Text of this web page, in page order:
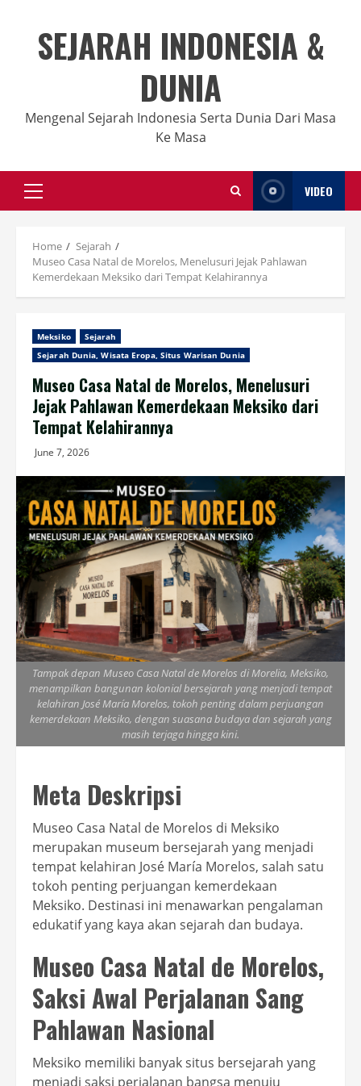
contentSEJARAH INDONESIA &
DUNIA
Mengenal Sejarah Indonesia Serta Dunia Dari Masa
Ke Masa
Primary
Menu
VIDEO
Home
Sejarah
Museo Casa Natal de Morelos, Menelusuri Jejak Pahlawan
Kemerdekaan Meksiko dari Tempat Kelahirannya
Meksiko
Sejarah
Sejarah Dunia, Wisata Eropa, Situs Warisan Dunia
Museo Casa Natal de Morelos, Menelusuri
Jejak Pahlawan Kemerdekaan Meksiko dari
Tempat Kelahirannya
June 7, 2026
Tampak depan Museo Casa Natal de Morelos di Morelia, Meksiko,
menampilkan bangunan kolonial bersejarah yang menjadi tempat
kelahiran José María Morelos, tokoh penting dalam perjuangan
kemerdekaan Meksiko, dengan suasana budaya dan sejarah yang
masih terjaga hingga kini.
Meta Deskripsi
Museo Casa Natal de Morelos di Meksiko
merupakan museum bersejarah yang menjadi
tempat kelahiran José María Morelos, salah satu
tokoh penting perjuangan kemerdekaan
Meksiko. Destinasi ini menawarkan pengalaman
edukatif yang kaya akan sejarah dan budaya.
Museo Casa Natal de Morelos,
Saksi Awal Perjalanan Sang
Pahlawan Nasional
Meksiko memiliki banyak situs bersejarah yang
menjadi saksi perjalanan bangsa menuju